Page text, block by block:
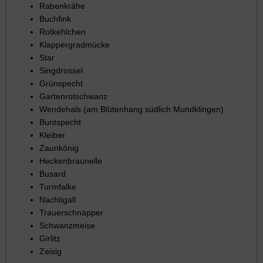
Rabenkrähe
Buchfink
Rotkehlchen
Klappergradmücke
Star
Singdrossel
Grünspecht
Gartenrotschwanz
Wendehals (am Blütenhang südlich Mundklingen)
Buntspecht
Kleiber
Zaunkönig
Heckenbraunelle
Busard
Turmfalke
Nachtigall
Trauerschnäpper
Schwanzmeise
Girlitz
Zeisig